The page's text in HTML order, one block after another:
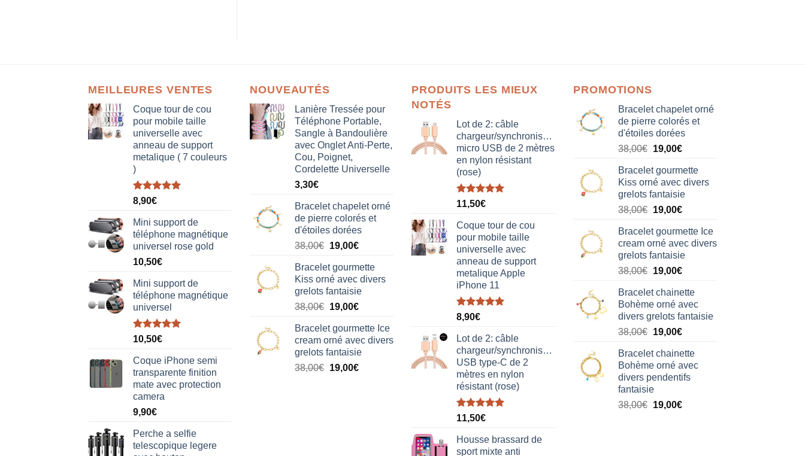
MEILLEURES VENTES
Coque tour de cou
pour mobile taille
universelle avec
anneau de support
metalique ( 7 couleurs
)
Note5.00
8,90€
Mini support de
téléphone magnétique
universel rose gold
10,50€
Mini support de
téléphone magnétique
universel
Note5.00
10,50€
Coque iPhone semi
transparente finition
mate avec protection
camera
9,90€
Perche a selfie
telescopique legere
NOUVEAUTÉS
Lanière Tressée pour
Téléphone Portable,
Sangle à Bandoulière
avec Onglet Anti-Perte,
Cou, Poignet,
Cordelette Universelle
3,30€
Bracelet chapelet orné
de pierre colorés et
d'étoiles dorées
38,00€ Le
initial
était :
38,00€.
19,00€Le
actuel
est :
19,00€.
Bracelet gourmette
Kiss orné avec divers
grelots fantaisie
38,00€ Le
initial
était :
38,00€.
19,00€Le
actuel
est :
19,00€.
Bracelet gourmette Ice
cream orné avec divers
grelots fantaisie
38,00€ Le
19,00€Le
PRODUITS LES MIEUX
NOTÉS
Lot de 2: câble
chargeur/synchronisation
micro USB de 2 mètres
en nylon résistant
(rose)
Note5.00
11,50€
Coque tour de cou
pour mobile taille
universelle avec
anneau de support
metalique Apple
iPhone 11
Note5.00
8,90€
Lot de 2: câble
chargeur/synchronisation
USB type-C de 2
mètres en nylon
résistant (rose)
Note5.00
11,50€
Housse brassard de
sport mixte anti
PROMOTIONS
Bracelet chapelet orné
de pierre colorés et
d'étoiles dorées
38,00€ Le
initial
était :
38,00€.
19,00€Le
actuel
est :
19,00€.
Bracelet gourmette
Kiss orné avec divers
grelots fantaisie
38,00€ Le
initial
était :
38,00€.
19,00€Le
actuel
est :
19,00€.
Bracelet gourmette Ice
cream orné avec divers
grelots fantaisie
38,00€ Le
initial
était :
38,00€.
19,00€Le
actuel
est :
19,00€.
Bracelet chainette
Bohème orné avec
divers grelots fantaisie
38,00€ Le
initial
était :
38,00€.
19,00€Le
actuel
est :
19,00€.
Bracelet chainette
Bohème orné avec
divers pendentifs
fantaisie
38,00€ Le
19,00€Le